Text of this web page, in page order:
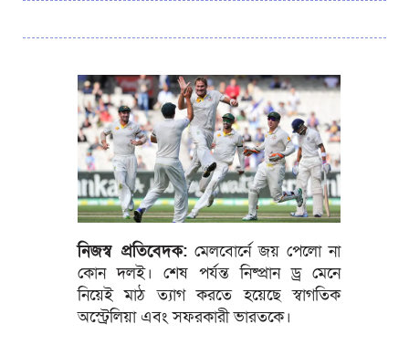
নিজস্ব প্রতিবেদক:মেলবোর্নে জয় পেলো না
কোন দলই। শেষ পর্যন্ত নিষ্প্রান ড্র মেনে
নিয়েই মাঠ ত্যাগ করতে হয়েছে স্বাগতিক
অস্ট্রেলিয়া এবং সফরকারী ভারতকে।